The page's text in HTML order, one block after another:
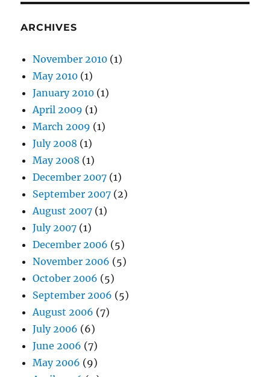
ARCHIVES
November 2010 (1)
May 2010 (1)
January 2010 (1)
April 2009 (1)
March 2009 (1)
July 2008 (1)
May 2008 (1)
December 2007 (1)
September 2007 (2)
August 2007 (1)
July 2007 (1)
December 2006 (5)
November 2006 (5)
October 2006 (5)
September 2006 (5)
August 2006 (7)
July 2006 (6)
June 2006 (7)
May 2006 (9)